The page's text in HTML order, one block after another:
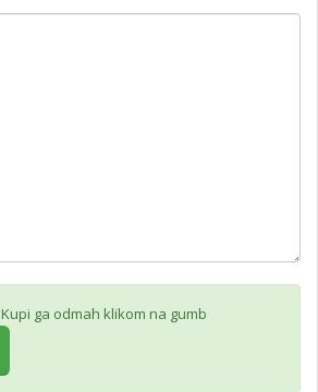
Kupi ga odmah klikom na gumb